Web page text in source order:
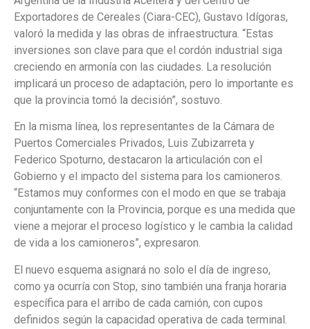
Exportadores de Cereales (Ciara-CEC), Gustavo Idígoras,
valoró la medida y las obras de infraestructura. “Estas
inversiones son clave para que el cordón industrial siga
creciendo en armonía con las ciudades. La resolución
implicará un proceso de adaptación, pero lo importante es
que la provincia tomó la decisión”, sostuvo.
En la misma línea, los representantes de la Cámara de
Puertos Comerciales Privados, Luis Zubizarreta y
Federico Spoturno, destacaron la articulación con el
Gobierno y el impacto del sistema para los camioneros.
“Estamos muy conformes con el modo en que se trabaja
conjuntamente con la Provincia, porque es una medida que
viene a mejorar el proceso logístico y le cambia la calidad
de vida a los camioneros”, expresaron.
El nuevo esquema asignará no solo el día de ingreso,
como ya ocurría con Stop, sino también una franja horaria
específica para el arribo de cada camión, con cupos
definidos según la capacidad operativa de cada terminal.